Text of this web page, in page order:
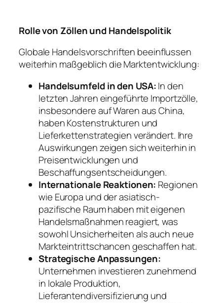
Rolle von Zöllen und Handelspolitik
Globale Handelsvorschriften beeinflussen
weiterhin maßgeblich die Marktentwicklung:
Handelsumfeld in den USA:In den
letzten Jahren eingeführte Importzölle,
insbesondere auf Waren aus China,
haben Kostenstrukturen und
Lieferkettenstrategien verändert. Ihre
Auswirkungen zeigen sich weiterhin in
Preisentwicklungen und
Beschaffungsentscheidungen.
Internationale Reaktionen: Regionen
wie Europa und der asiatisch-
pazifische Raum haben mit eigenen
Handelsmaßnahmen reagiert, was
sowohl Unsicherheiten als auch neue
Markteintrittschancen geschaffen hat.
Strategische Anpassungen:
Unternehmen investieren zunehmend
in lokale Produktion,
Lieferantendiversifizierung und